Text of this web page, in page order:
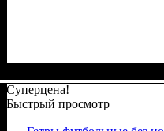
Суперцена!
Быстрый просмотр